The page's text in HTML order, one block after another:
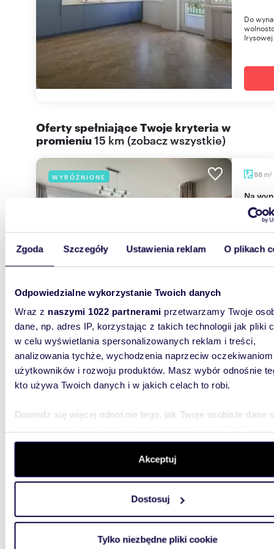
Zgoda Szczegóły Ustawienia reklam O plikach
Odpowiedzialne wykorzystanie Twoich danych
Wraz z naszymi 1022 partnerami przetwarzamy Twoje
dane, np. adres IP, korzystając z takich technologii jak pliki
w celu wyświetlania spersonalizowanych reklam i treści,
analizowania tychże, wychodzenia naprzeciw oczekiwaniom
użytkowników i rozwoju produktów. Masz wybór odnośnie
kto używa Twoich danych i w jakich celach to robi.
Dowiedz się więcej odnośnie tego, jak Twoje osobiste dane
szczegółów. W Deklaracji plików cookie możesz zmienić
wycofać swoją zgodę w dowolnej chwili.
aby oferować funkcje społecznościowe i analizować ruch w
witrynie. Informacje o tym, jak korzystasz z naszej witryny,
analitycznym. Partnerzy mogą połączyć te informacje z
Akceptuj
Dostosuj
Tylko niezbędne pliki cookie
Do
Oferty spełniające Twoje kryteria w
promieniu15 km (zobacz wszystkie)
WYRÓŻNIONE 88 m2
Na wynajem komfortowe 88 m² apartament w
Babka
5
Pawła
WYRÓŻNIONE
Nowoczesne 41 m² w Warszawie (blisko parków i
For